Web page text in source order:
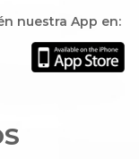
nuestra App en: